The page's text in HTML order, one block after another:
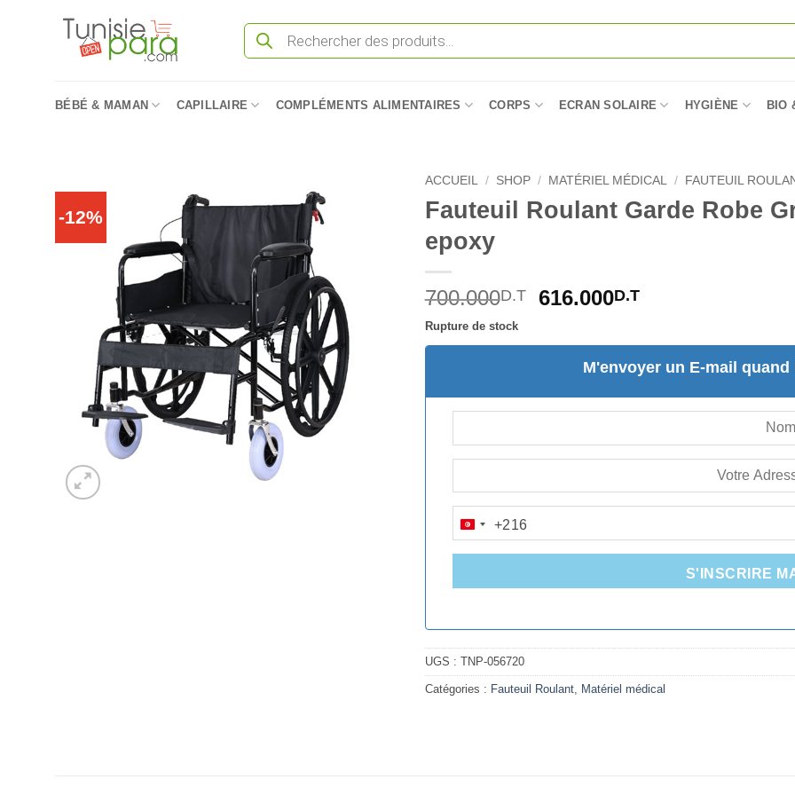
Recherche
produits
BÉBÉ & MAMAN CAPILLAIRE COMPLÉMENTS ALIMENTAIRES CORPS ECRAN SOLAIRE HYGIÈNE BIO
-12%
ACCUEIL / SHOP / MATÉRIEL MÉDICAL / FAUTEUIL
Fauteuil Roulant Garde Robe
epoxy
700.000D.T
Le
initial
était :
700.000D.T.
616.000D.TLe
actuel
est :
616.000D.T.
Rupture de stock
M'envoyer un E-mail
TUNISIA
+216
+216
S'INSCRIRE
UGS : TNP-056720
Catégories : Fauteuil Roulant, Matériel médical